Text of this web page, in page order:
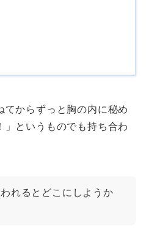
てからずっと胸の内に秘め
」というものでも持ち合わ
れるとどこにしようか